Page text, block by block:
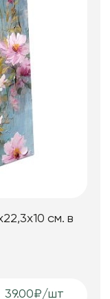
см. в
39.00₽/шт